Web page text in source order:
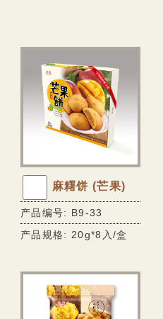
麻糬饼 (芒果)
产品编号: B9-33
产品规格: 20g*8入/盒